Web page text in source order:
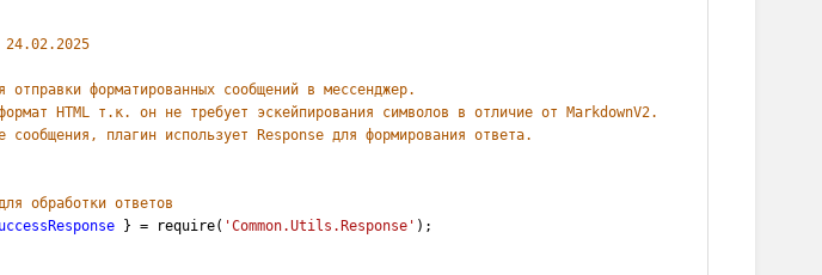
24.02.2025
форматированных сообщений в мессенджер.
HTML т.к. он не требует эскейпирования символов в отличие от MarkdownV2.
плагин использует Response для формирования ответа.
обработки ответов
} = require( 'Common.Utils.Response' );